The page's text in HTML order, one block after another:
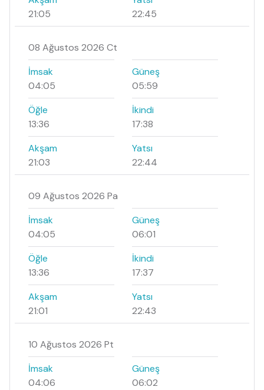
21:05
22:45
08 Ağustos 2026 Ct
İmsak
04:05
Güneş
05:59
Öğle
13:36
İkindi
17:38
Akşam
21:03
Yatsı
22:44
09 Ağustos 2026 Pa
İmsak
04:05
Güneş
06:01
Öğle
13:36
İkindi
17:37
Akşam
21:01
Yatsı
22:43
10 Ağustos 2026 Pt
İmsak
04:06
Güneş
06:02